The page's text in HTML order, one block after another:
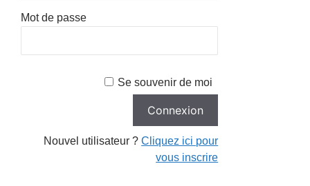
Mot de passe
Se souvenir de moi
Nouvel utilisateur ?Cliquez ici pour
vous inscrire